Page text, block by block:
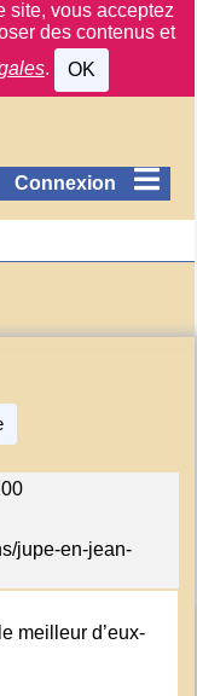
site, vous acceptez
des contenus et
. OK
Connexion
jupe-en-jean-
meilleur d’eux-